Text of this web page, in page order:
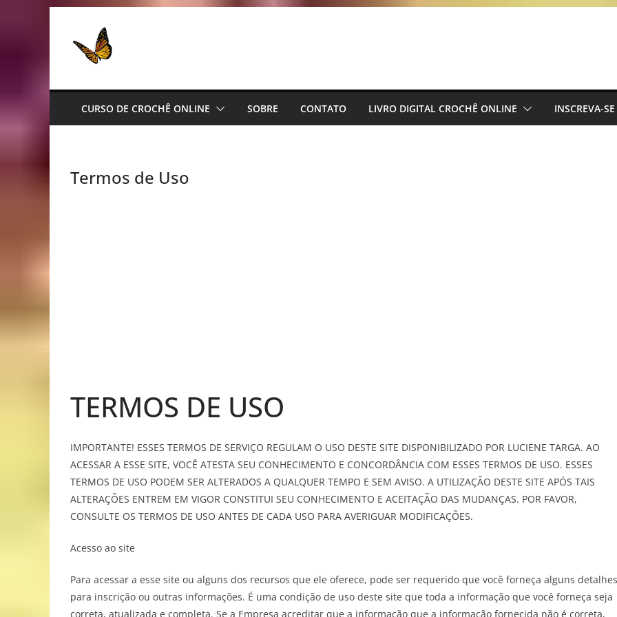
CURSO DE CROCHÊ ONLINE SOBRE CONTATO LIVRO DIGITAL CROCHÊ ONLINE INSCREVA-SE
Termos de Uso
TERMOS DE USO
IMPORTANTE! ESSES TERMOS DE SERVIÇO REGULAM O USO DESTE SITE DISPONIBILIZADO POR LUCIENE TARGA. AO
ACESSAR A ESSE SITE, VOCÊ ATESTA SEU CONHECIMENTO E CONCORDÂNCIA COM ESSES TERMOS DE USO. ESSES
TERMOS DE USO PODEM SER ALTERADOS A QUALQUER TEMPO E SEM AVISO. A UTILIZAÇÃO DESTE SITE APÓS TAIS
ALTERAÇÕES ENTREM EM VIGOR CONSTITUI SEU CONHECIMENTO E ACEITAÇÃO DAS MUDANÇAS. POR FAVOR,
CONSULTE OS TERMOS DE USO ANTES DE CADA USO PARA AVERIGUAR MODIFICAÇÕES.
Acesso ao site
Para acessar a esse site ou alguns dos recursos que ele oferece, pode ser requerido que você forneça alguns detalhes
para inscrição ou outras informações. É uma condição de uso deste site que toda a informação que você forneça seja
correta, atualizada e completa. Se a Empresa acreditar que a informação que a informação fornecida não é correta,